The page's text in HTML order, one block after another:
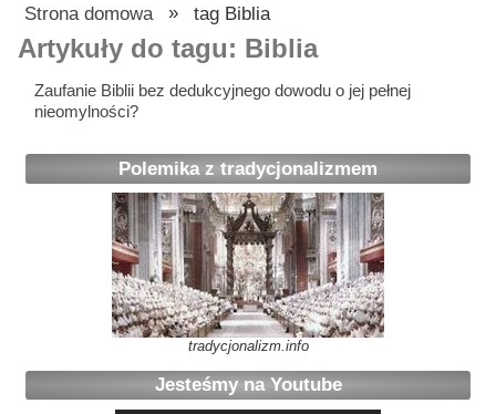
ATEIZM
ŚWIADKOWIE
JEHOWY
OBRONIE
Strona domowa » tag Biblia
Polemika z tradycjonalizmem
tradycjonalizm.info
Jesteśmy na Youtube
Artykuły do tagu: Biblia
Zaufanie Biblii bez dedukcyjnego dowodu o jej pełnej
nieomylności?